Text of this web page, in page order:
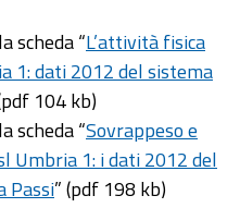
scheda “L’attività fisica
1: dati 2012 del sistema
104 kb)
scheda “Sovrappeso e
Umbria 1: i dati 2012 del
Passi” (pdf 198 kb)